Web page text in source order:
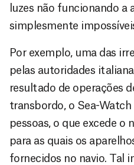
luzes não funcionando a
simplesmente
Por exemplo, uma das
pelas autoridades
resultado de operações
transbordo, o Sea-
pessoas, o que excede o
para as quais os
fornecidos no navio. Tal